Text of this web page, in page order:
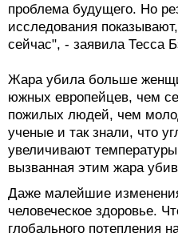
проблема будущего. Но
исследования
сейчас", - заявила Тесса
Жара убила больше
южных европейцев, чем
пожилых людей, чем
ученые и так знали, что
увеличивают
вызванная этим жара
Даже малейшие
человеческое здоровье.
глобального потепления